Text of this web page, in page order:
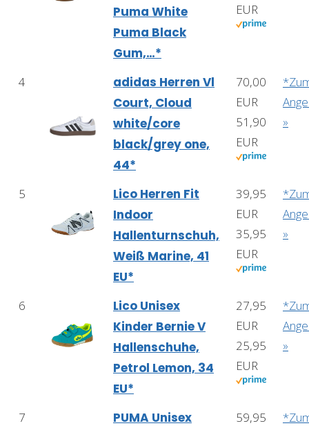
Puma White
Puma Black
Gum,…*
EUR
4
adidas Herren Vl
Court, Cloud
white/core
black/grey one,
44*
70,00
EUR
51,90
EUR
»
5
Lico Herren Fit
Indoor
Hallenturnschuh,
Weiß Marine, 41
EU*
39,95
EUR
35,95
EUR
»
6
Lico Unisex
Kinder Bernie V
Hallenschuhe,
Petrol Lemon, 34
EU*
27,95
EUR
25,95
EUR
»
7
PUMA Unisex
59,95